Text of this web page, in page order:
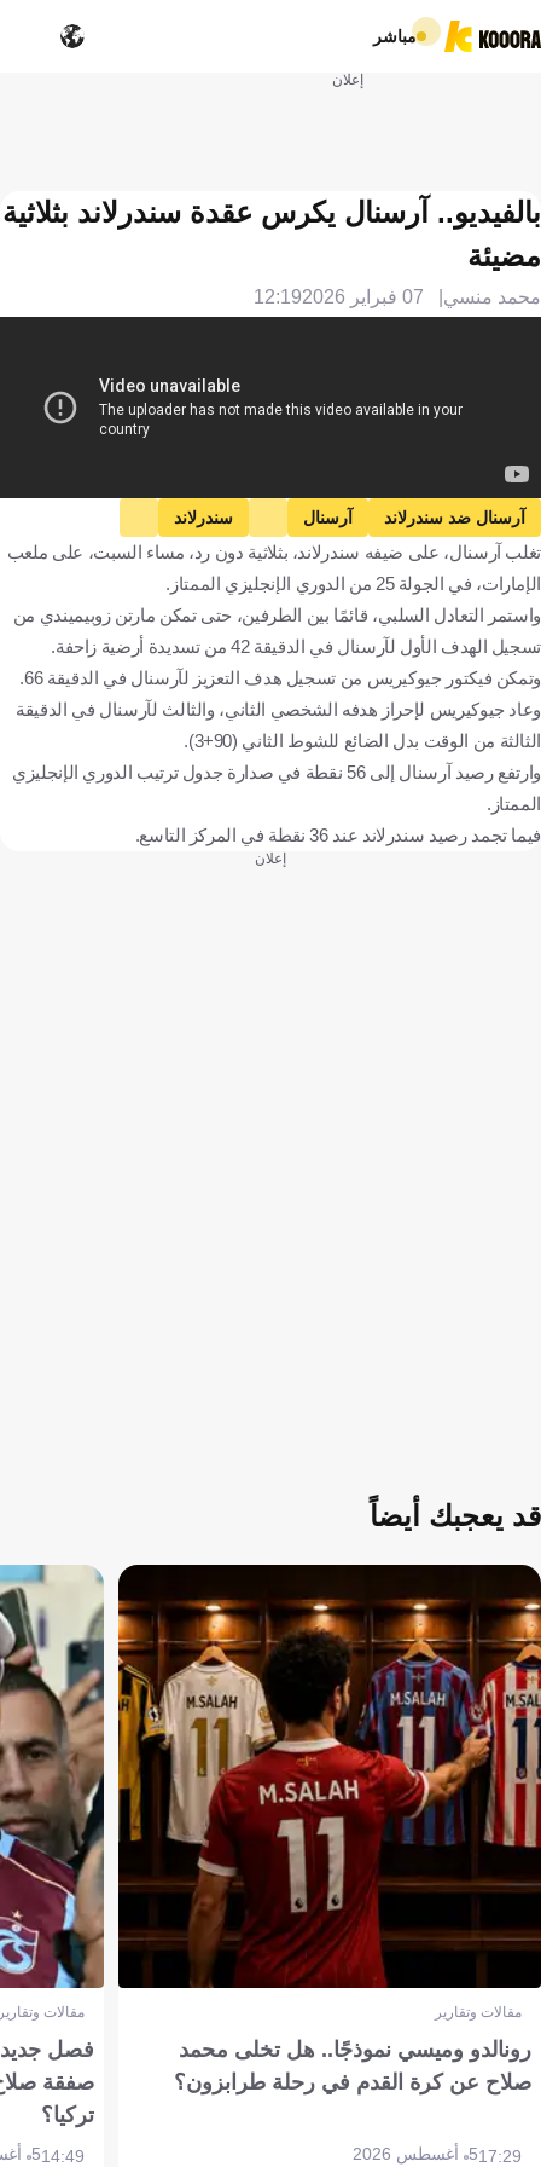
مباشر
إعلان
بالفيديو.. آرسنال يكرس عقدة سندرلاند بثلاثية
مضيئة
محمد منسي 07 فبراير 2026 12:19
آرسنال ضد سندرلاند آرسنال
سندرلاند
الدوري الإنجليزي الممتاز
دافيد رايا إنجلترا كرة قدم
تغلب آرسنال، على ضيفه سندرلاند، بثلاثية دون رد، مساء السبت، على ملعب
الإمارات، في الجولة 25 من الدوري الإنجليزي الممتاز.
واستمر التعادل السلبي، قائمًا بين الطرفين، حتى تمكن مارتن زوبيميندي من
تسجيل الهدف الأول لآرسنال في الدقيقة 42 من تسديدة أرضية زاحفة.
وتمكن فيكتور جيوكيريس من تسجيل هدف التعزيز لآرسنال في الدقيقة 66.
وعاد جيوكيريس لإحراز هدفه الشخصي الثاني، والثالث لآرسنال في الدقيقة
الثالثة من الوقت بدل الضائع للشوط الثاني (90+3).
وارتفع رصيد آرسنال إلى 56 نقطة في صدارة جدول ترتيب الدوري الإنجليزي
الممتاز.
فيما تجمد رصيد سندرلاند عند 36 نقطة في المركز التاسع.
إعلان
قد يعجبك أيضاً
مقالات وتقارير
رونالدو وميسي نموذجًا.. هل تخلى محمد
صلاح عن كرة القدم في رحلة طرابزون؟
17:295 أغسطس 2026
مقالات
فصل جديد
صفقة
تركيا؟
14:495 أغسطس 2026